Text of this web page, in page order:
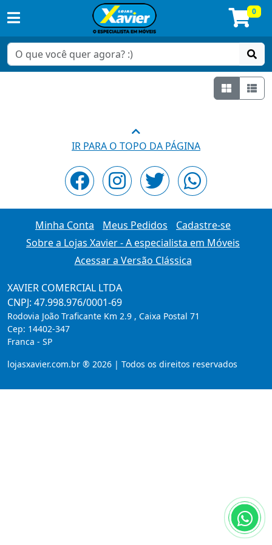
0
Grade
IR PARA O TOPO DA PÁGINA
Minha Conta Meus Pedidos
Cadastre-se
Sobre a Lojas Xavier - A especialista em Móveis
Acessar a Versão Clássica
XAVIER COMERCIAL LTDA
CNPJ: 47.998.976/0001-69
Rodovia João Traficante Km 2.9 , Caixa Postal 71
Cep: 14402-347
Franca - SP
lojasxavier.com.br ® 2026 | Todos os direitos reservados